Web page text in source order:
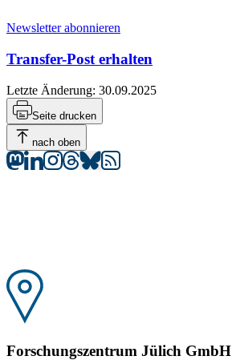
Newsletter abonnieren
Transfer-Post erhalten
Letzte Änderung: 30.09.2025
Seite drucken
nach oben
Forschungszentrum Jülich GmbH